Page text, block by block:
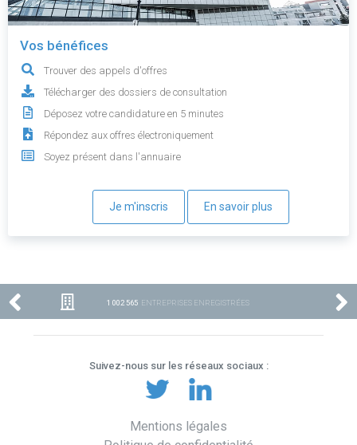
Vos bénéfices
Trouver des appels d'offres
Télécharger des dossiers de consultation
Déposez votre candidature en 5 minutes
Répondez aux offres électroniquement
Soyez présent dans l'annuaire
Je m'inscris En savoir plus
1 002 565 ENTREPRISES ENREGISTRÉES
Suivez-nous sur les réseaux sociaux :
Mentions légales